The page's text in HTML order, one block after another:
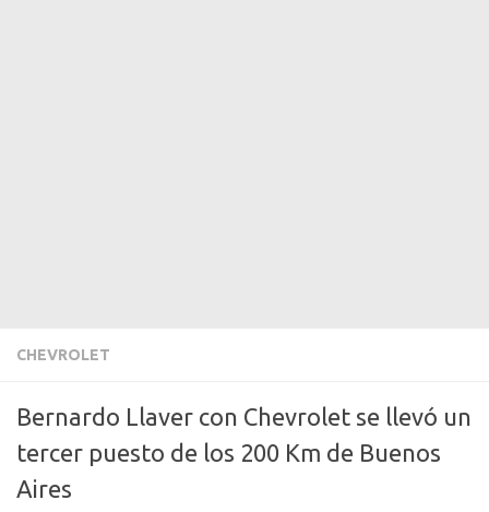
CHEVROLET
Bernardo Llaver con Chevrolet se llevó un
tercer puesto de los 200 Km de Buenos
Aires